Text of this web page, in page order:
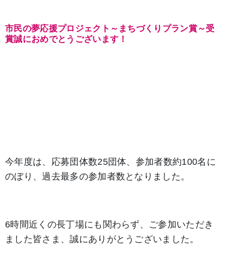
市民の夢応援プロジェクト～まちづくりプラン賞～受
賞誠におめでとうございます！
今年度は、応募団体数25団体、参加者数約100名に
のぼり、過去最多の参加者数となりました。
6時間近くの長丁場にも関わらず、ご参加いただき
ました皆さま、誠にありがとうございました。